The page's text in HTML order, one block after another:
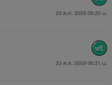
23 ต.ค. 2559 06:20 น.
23 ต.ค. 2559 06:21 น.